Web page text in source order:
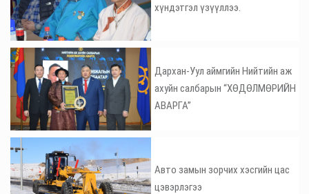
хүндэтгэл үзүүллээ.
Дархан-Уул аймгийн Нийтийн аж
ахуйн салбарын “ХӨДӨЛМӨРИЙН
АВАРГА”
Авто замын зорчих хэсгийн цас
цэвэрлэгээ